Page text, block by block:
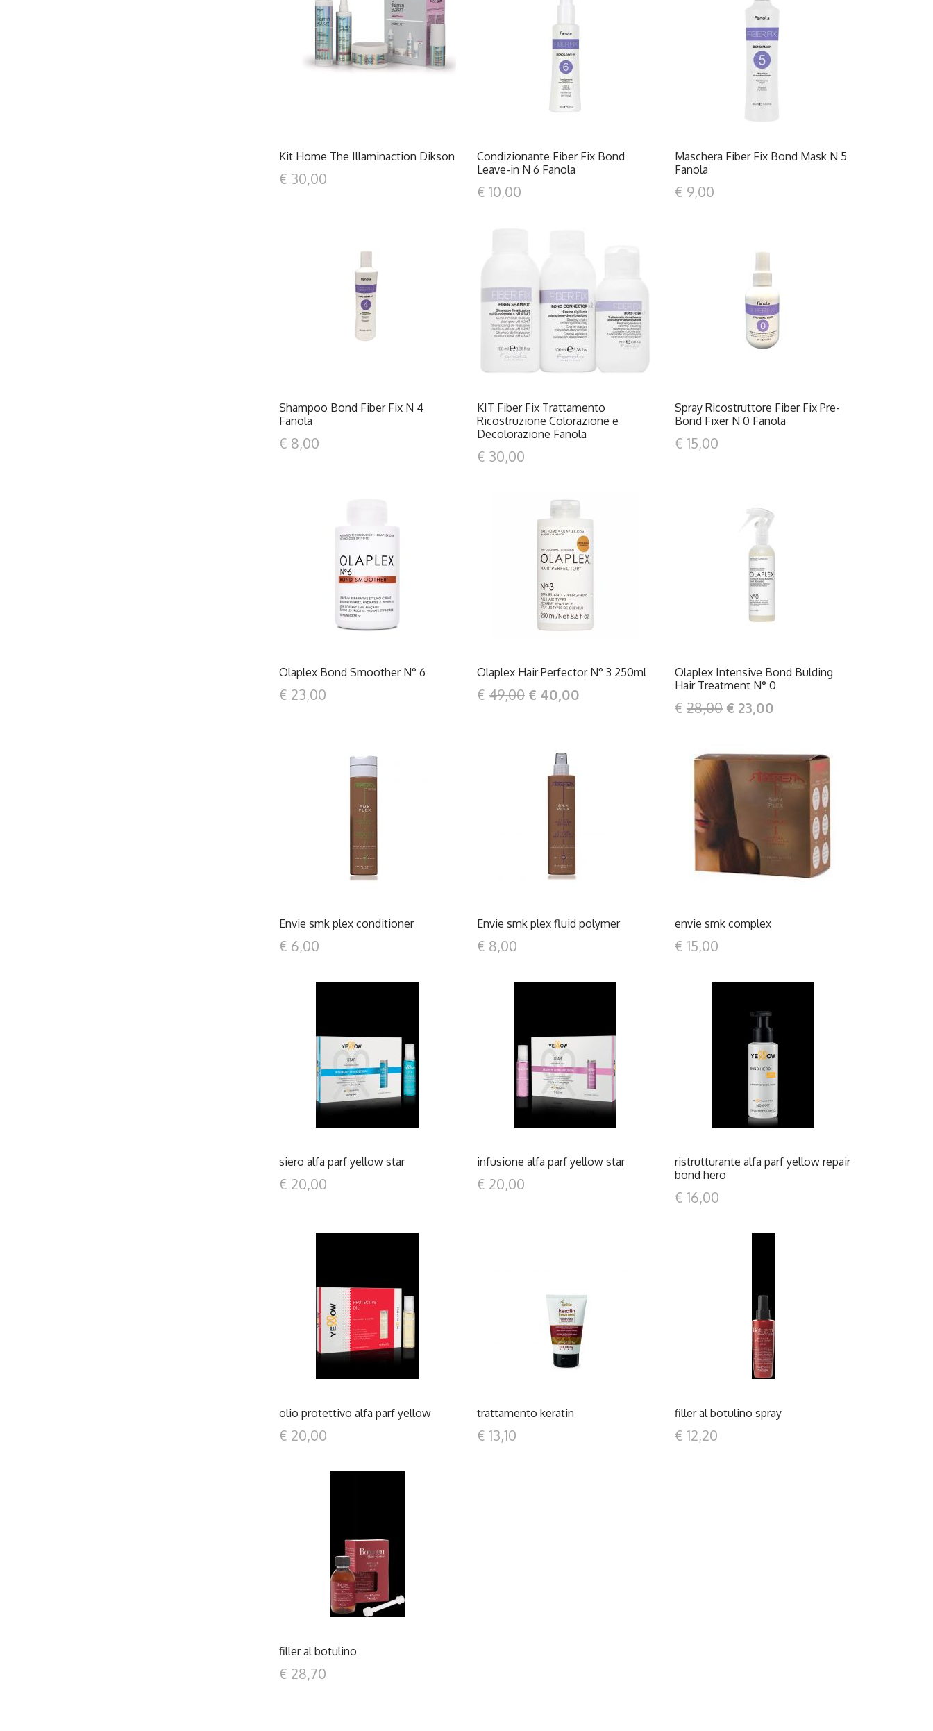
DETTAGLI
Kit Home The Illaminaction Dikson
€ 30,00
DETTAGLI
Condizionante Fiber Fix Bond
Leave-in N 6 Fanola
€ 10,00
DETTAGLI
Maschera Fiber Fix Bond Mask N 5
Fanola
€ 9,00
DETTAGLI
Shampoo Bond Fiber Fix N 4
Fanola
€ 8,00
DETTAGLI
KIT Fiber Fix Trattamento
Ricostruzione Colorazione e
Decolorazione Fanola
€ 30,00
DETTAGLI
Spray Ricostruttore Fiber Fix Pre-
Bond Fixer N 0 Fanola
€ 15,00
DETTAGLI
Olaplex Bond Smoother N° 6
€ 23,00
DETTAGLI
Olaplex Hair Perfector N° 3 250ml
€ 49,00 € 40,00
DETTAGLI
Olaplex Intensive Bond Bulding
Hair Treatment N° 0
€ 28,00 € 23,00
Envie smk plex conditioner
€ 6,00
DETTAGLI
Envie smk plex fluid polymer
€ 8,00
envie smk complex
€ 15,00
DETTAGLI
siero alfa parf yellow star
€ 20,00
DETTAGLI
infusione alfa parf yellow star
€ 20,00
DETTAGLI
ristrutturante alfa parf yellow repair
bond hero
€ 16,00
DETTAGLI
olio protettivo alfa parf yellow
€ 20,00
DETTAGLI
trattamento keratin
€ 13,10
DETTAGLI
filler al botulino spray
€ 12,20
DETTAGLI
filler al botulino
€ 28,70